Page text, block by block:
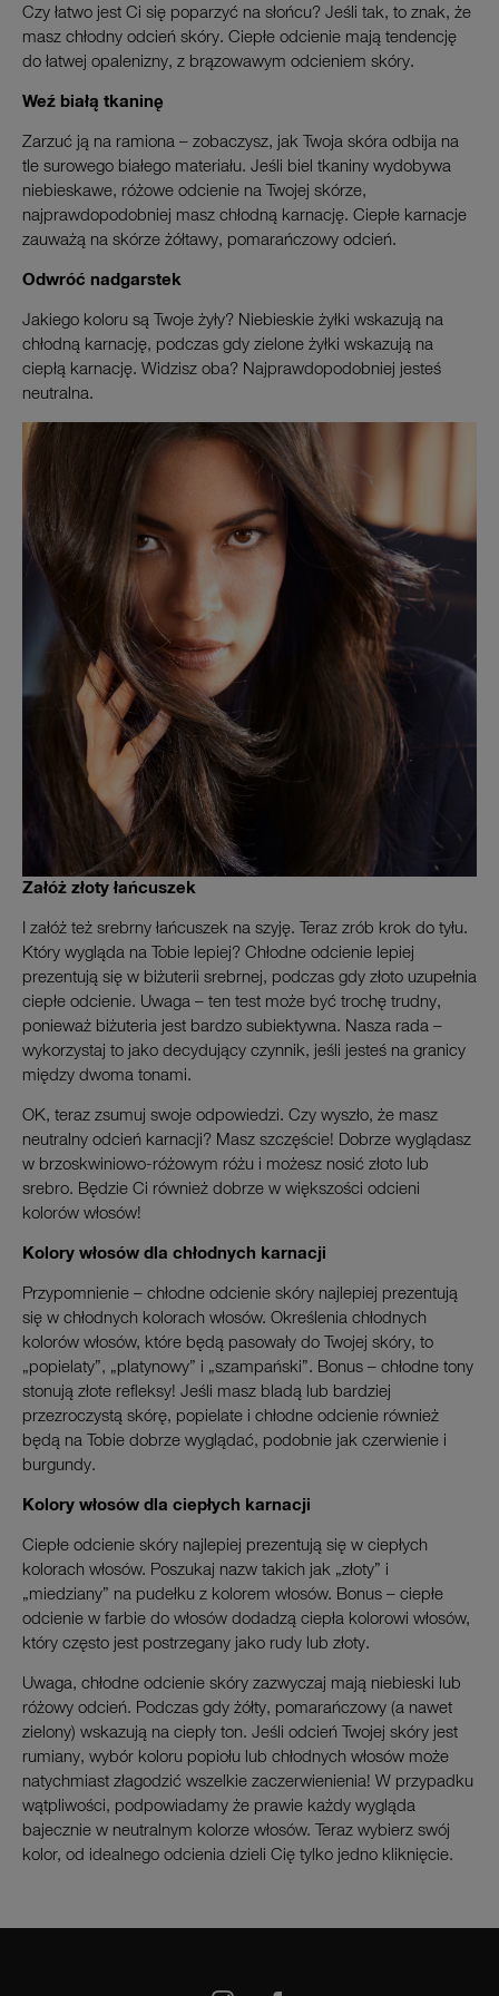
Czy łatwo jest Ci się poparzyć na słońcu? Jeśli tak, to znak, że
masz chłodny odcień skóry. Ciepłe odcienie mają tendencję
do łatwej opalenizny, z brązowawym odcieniem skóry.
Weź białą tkaninę
Zarzuć ją na ramiona – zobaczysz, jak Twoja skóra odbija na
tle surowego białego materiału. Jeśli biel tkaniny wydobywa
niebieskawe, różowe odcienie na Twojej skórze,
najprawdopodobniej masz chłodną karnację. Ciepłe karnacje
zauważą na skórze żółtawy, pomarańczowy odcień.
Odwróć nadgarstek
Jakiego koloru są Twoje żyły? Niebieskie żyłki wskazują na
chłodną karnację, podczas gdy zielone żyłki wskazują na
ciepłą karnację. Widzisz oba? Najprawdopodobniej jesteś
neutralna.
Załóż złoty łańcuszek
I załóż też srebrny łańcuszek na szyję. Teraz zrób krok do tyłu.
Który wygląda na Tobie lepiej? Chłodne odcienie lepiej
prezentują się w biżuterii srebrnej, podczas gdy złoto uzupełnia
ciepłe odcienie. Uwaga – ten test może być trochę trudny,
ponieważ biżuteria jest bardzo subiektywna. Nasza rada –
wykorzystaj to jako decydujący czynnik, jeśli jesteś na granicy
między dwoma tonami.
OK, teraz zsumuj swoje odpowiedzi. Czy wyszło, że masz
neutralny odcień karnacji? Masz szczęście! Dobrze wyglądasz
w brzoskwiniowo-różowym różu i możesz nosić złoto lub
srebro. Będzie Ci również dobrze w większości odcieni
kolorów włosów!
Kolory włosów dla chłodnych karnacji
Przypomnienie – chłodne odcienie skóry najlepiej prezentują
się w chłodnych kolorach włosów. Określenia chłodnych
kolorów włosów, które będą pasowały do Twojej skóry, to
„popielaty”, „platynowy” i „szampański”. Bonus – chłodne tony
stonują złote refleksy! Jeśli masz bladą lub bardziej
przezroczystą skórę, popielate i chłodne odcienie również
będą na Tobie dobrze wyglądać, podobnie jak czerwienie i
burgundy.
Kolory włosów dla ciepłych karnacji
Ciepłe odcienie skóry najlepiej prezentują się w ciepłych
kolorach włosów. Poszukaj nazw takich jak „złoty” i
„miedziany” na pudełku z kolorem włosów. Bonus – ciepłe
odcienie w farbie do włosów dodadzą ciepła kolorowi włosów,
który często jest postrzegany jako rudy lub złoty.
Uwaga, chłodne odcienie skóry zazwyczaj mają niebieski lub
różowy odcień. Podczas gdy żółty, pomarańczowy (a nawet
zielony) wskazują na ciepły ton. Jeśli odcień Twojej skóry jest
rumiany, wybór koloru popiołu lub chłodnych włosów może
natychmiast złagodzić wszelkie zaczerwienienia! W przypadku
wątpliwości, podpowiadamy że prawie każdy wygląda
bajecznie w neutralnym kolorze włosów. Teraz wybierz swój
kolor, od idealnego odcienia dzieli Cię tylko jedno kliknięcie.